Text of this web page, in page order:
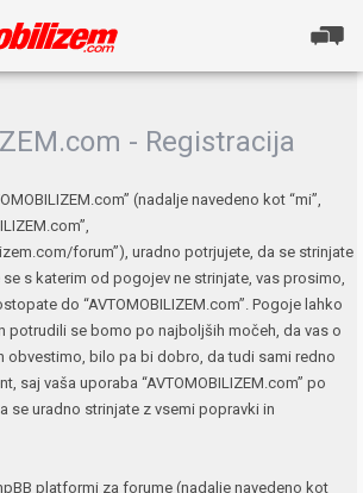
- Registracija
(nadalje navedeno kot “mi”,
forum”), uradno potrjujete, da se strinjate
s katerim od pogojev ne strinjate, vas prosimo,
do “AVTOMOBILIZEM.com”. Pogoje lahko
potrudili se bomo po najboljših močeh, da vas o
obvestimo, bilo pa bi dobro, da tudi sami redno
saj vaša uporaba “AVTOMOBILIZEM.com” po
se uradno strinjate z vsemi popravki in
platformi za forume (nadalje navedeno kot